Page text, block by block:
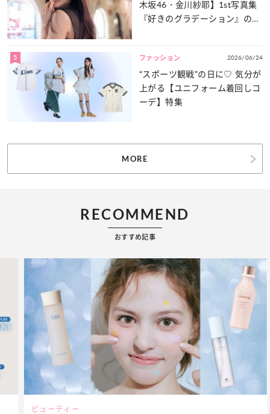
木坂46・金川紗耶】1st写真集
『好きのグラデーション』の魅
5 ファッション 2026/06/24
“スポーツ観戦”の日に♡ 気分が
上がる【ユニフォーム着回しコ
ーデ】特集
MORE
RECOMMEND
おすすめ記事
ビューティー